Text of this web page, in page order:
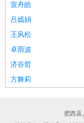
宣舟皓
吕嫣娟
王风松
卓雨波
济谷哲
方舞莉
肥西县